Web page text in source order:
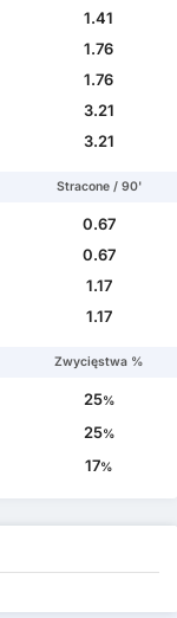
1.41
1.76
1.76
3.21
3.21
Stracone / 90'
0.67
0.67
1.17
1.17
Zwycięstwa %
25%
25%
17%